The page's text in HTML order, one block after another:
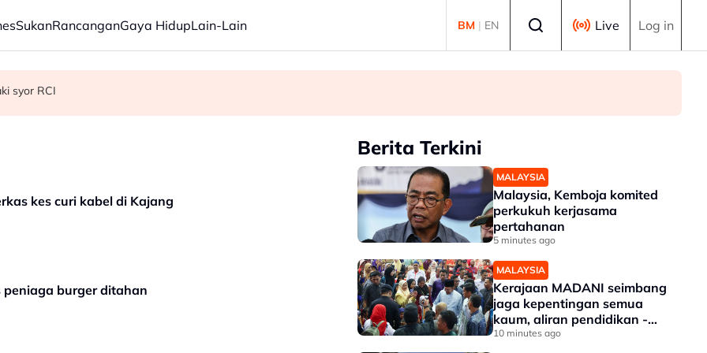
SukanRancanganGaya HidupLain-Lain BM | EN Live Log in
pertahanankaum, aliran pendidikan - PM
syor RCI
kes curi kabel di Kajang
peniaga burger ditahan
Berita Terkini
MALAYSIA
Malaysia, Kemboja komited
perkukuh kerjasama
pertahanan
5 minutes ago
MALAYSIA
Kerajaan MADANI seimbang
jaga kepentingan semua
kaum, aliran pendidikan -
PM
10 minutes ago